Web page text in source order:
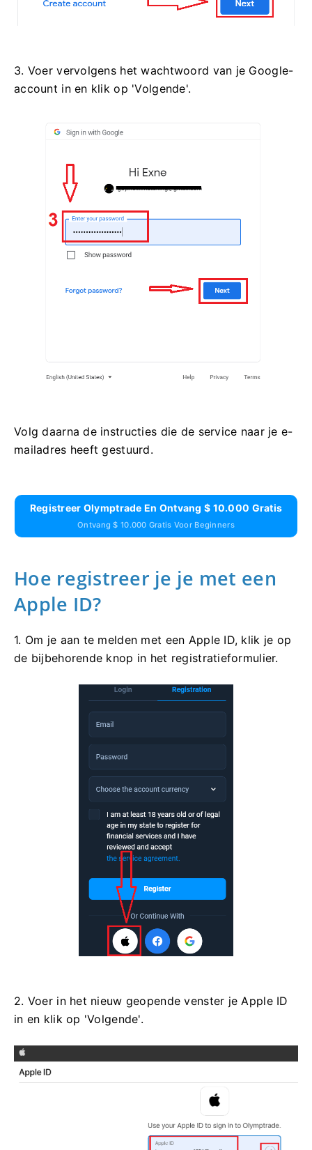
3. Voer vervolgens het wachtwoord van je Google-
account in en klik op 'Volgende'.
Volg daarna de instructies die de service naar je e-
mailadres heeft gestuurd.
Registreer Olymptrade En Ontvang $ 10.000 Gratis
Ontvang $ 10.000 Gratis Voor Beginners
Hoe registreer je je met een
Apple ID?
1. Om je aan te melden met een Apple ID, klik je op
de bijbehorende knop in het registratieformulier.
2. Voer in het nieuw geopende venster je Apple ID
in en klik op 'Volgende'.